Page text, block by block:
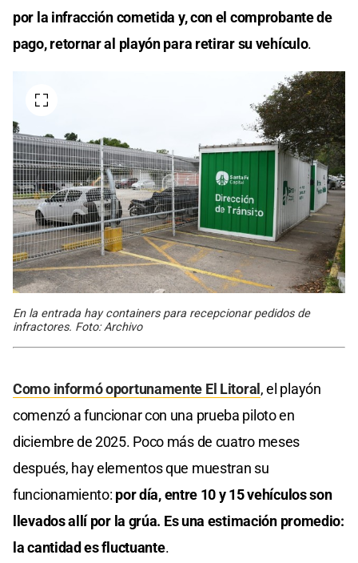
por la infracción cometida y, con el comprobante de
pago, retornar al playón para retirar su vehículo.
En la entrada hay containers para recepcionar pedidos de
infractores. Foto: Archivo
Como informó oportunamente El Litoral, el playón
comenzó a funcionar con una prueba piloto en
diciembre de 2025. Poco más de cuatro meses
después, hay elementos que muestran su
funcionamiento: por día, entre 10 y 15 vehículos son
llevados allí por la grúa. Es una estimación promedio:
la cantidad es fluctuante.